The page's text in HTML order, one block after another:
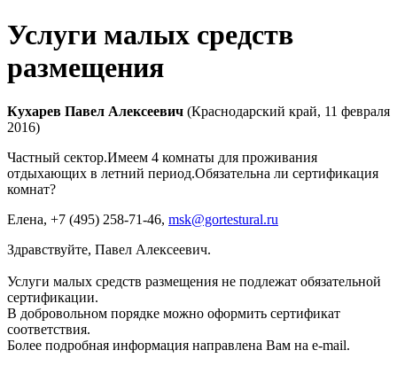
Услуги малых средств
размещения
Кухарев Павел Алексеевич (Краснодарский край, 11 февраля
2016)
Частный сектор.Имеем 4 комнаты для проживания
отдыхающих в летний период.Обязательна ли сертификация
комнат?
Елена, +7 (495) 258-71-46, msk@gortestural.ru
Здравствуйте, Павел Алексеевич.
Услуги малых средств размещения не подлежат обязательной
сертификации.
В добровольном порядке можно оформить сертификат
соответствия.
Более подробная информация направлена Вам на e-mail.